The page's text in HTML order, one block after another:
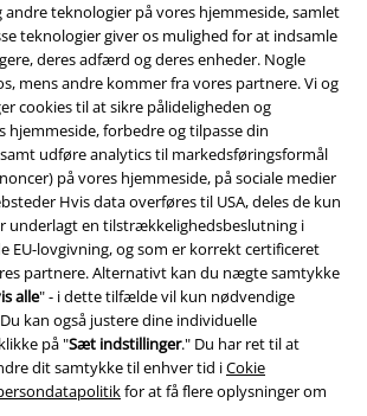
andre teknologier på vores hjemmeside, samlet
teknologier giver os mulighed for at indsamle
deres adfærd og deres enheder. Nogle
mens andre kommer fra vores partnere. Vi og
cookies til at sikre pålideligheden og
hjemmeside, forbedre og tilpasse din
udføre analytics til markedsføringsformål
på vores hjemmeside, på sociale medier
Hvis data overføres til USA, deles de kun
underlagt en tilstrækkelighedsbeslutning i
EU-lovgivning, og som er korrekt certificeret
partnere. Alternativt kan du nægte samtykke
alle" - i dette tilfælde vil kun nødvendige
kan også justere dine individuelle
på "Sæt indstillinger." Du har ret til at
dit samtykke til enhver tid iCokie
for at få flere oplysninger om
og miljøbeskyttelse